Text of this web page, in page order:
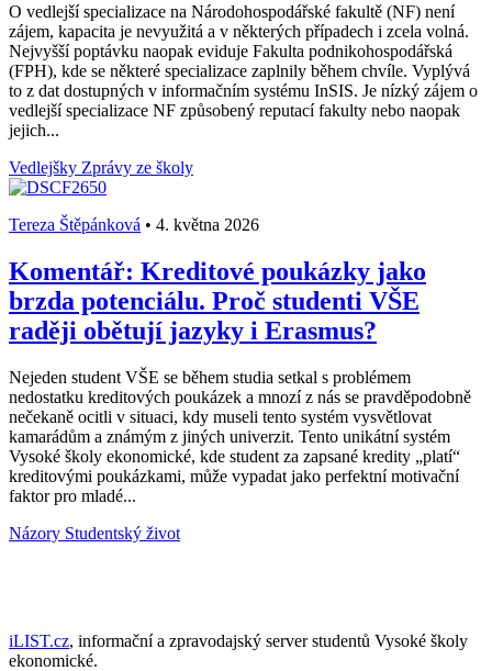
O vedlejší specializace na Národohospodářské fakultě (NF) není
zájem, kapacita je nevyužitá a v některých případech i zcela volná.
Nejvyšší poptávku naopak eviduje Fakulta podnikohospodářská
(FPH), kde se některé specializace zaplnily během chvíle. Vyplývá
to z dat dostupných v informačním systému InSIS. Je nízký zájem o
vedlejší specializace NF způsobený reputací fakulty nebo naopak
jejich...
Vedlejšky Zprávy ze školy
Tereza Štěpánková • 4. května 2026
Komentář: Kreditové poukázky jako
brzda potenciálu. Proč studenti VŠE
raději obětují jazyky i Erasmus?
Nejeden student VŠE se během studia setkal s problémem
nedostatku kreditových poukázek a mnozí z nás se pravděpodobně
nečekaně ocitli v situaci, kdy museli tento systém vysvětlovat
kamarádům a známým z jiných univerzit. Tento unikátní systém
Vysoké školy ekonomické, kde student za zapsané kredity „platí“
kreditovými poukázkami, může vypadat jako perfektní motivační
faktor pro mladé...
Názory Studentský život
iLIST.cz, informační a zpravodajský server studentů Vysoké školy
ekonomické.